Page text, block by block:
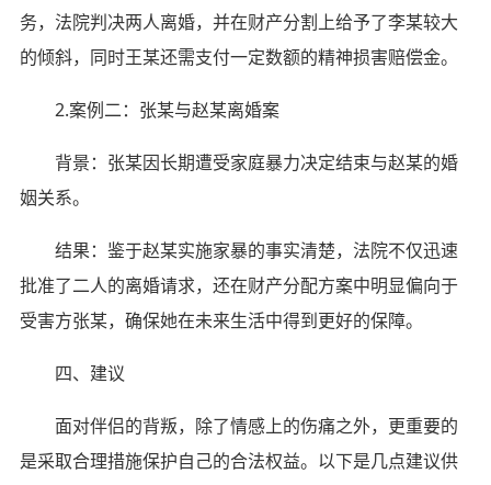
务，法院判决两人离婚，并在财产分割上给予了李某较大
的倾斜，同时王某还需支付一定数额的精神损害赔偿金。
2.案例二：张某与赵某离婚案
背景：张某因长期遭受家庭暴力决定结束与赵某的婚
姻关系。
结果：鉴于赵某实施家暴的事实清楚，法院不仅迅速
批准了二人的离婚请求，还在财产分配方案中明显偏向于
受害方张某，确保她在未来生活中得到更好的保障。
四、建议
面对伴侣的背叛，除了情感上的伤痛之外，更重要的
是采取合理措施保护自己的合法权益。以下是几点建议供